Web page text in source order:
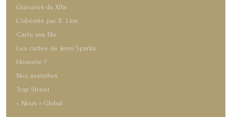
Gravures du XIXe
L'obésité par R. Linn
Carte aux fils
Les cartes de Jenni Sparks
Honnête ?
Nos assiettes
Trap Street
« Nous » Global